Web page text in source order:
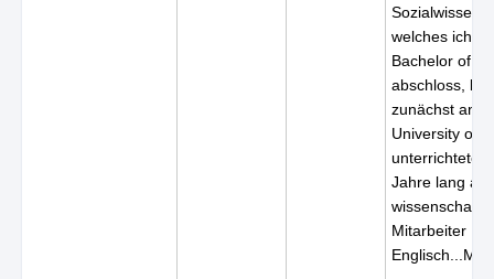
welches ich
Bachelor of
abschloss,
zunächst an
University of
unterrichtete
Jahre lang als
Mitarbeiter